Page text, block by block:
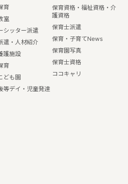
育
室
シッター派遣
遣・人材紹介
護施設
育
ども園
等デイ・児童発達
保育資格・福祉資格・介
護資格
保育士派遣
保育・子育てNews
保育園写真
保育士資格
ココキャリ